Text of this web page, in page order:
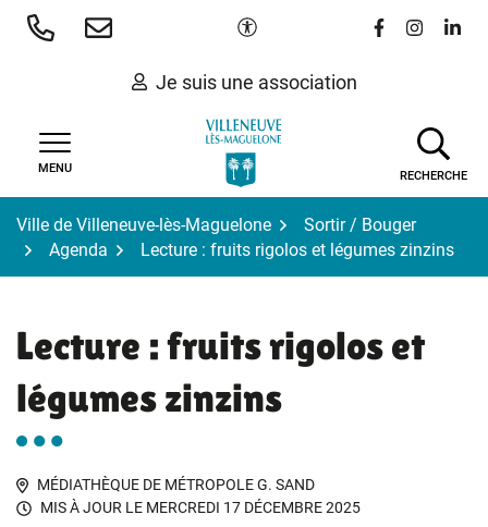
Aller
Paramètres d'accessibilité
Lien vers le
Lien vers
Lien
Je suis une association
MENU
RECHERCHE
Ville de Villeneuve-lès-Maguelone
Sortir / Bouger
Agenda
Lecture : fruits rigolos et légumes zinzins
Lecture : fruits rigolos et
légumes zinzins
MÉDIATHÈQUE DE MÉTROPOLE G. SAND
MIS À JOUR LE MERCREDI 17 DÉCEMBRE 2025